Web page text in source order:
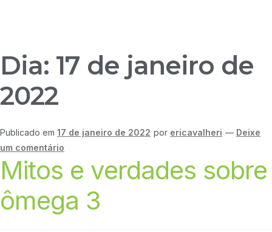
Dia: 17 de janeiro de
2022
Publicado em 17 de janeiro de 2022 por ericavalheri — Deixe
um comentário
Mitos e verdades sobre
ômega 3